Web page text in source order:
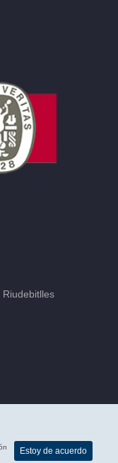
derechos reservados.
Estoy de acuerdo